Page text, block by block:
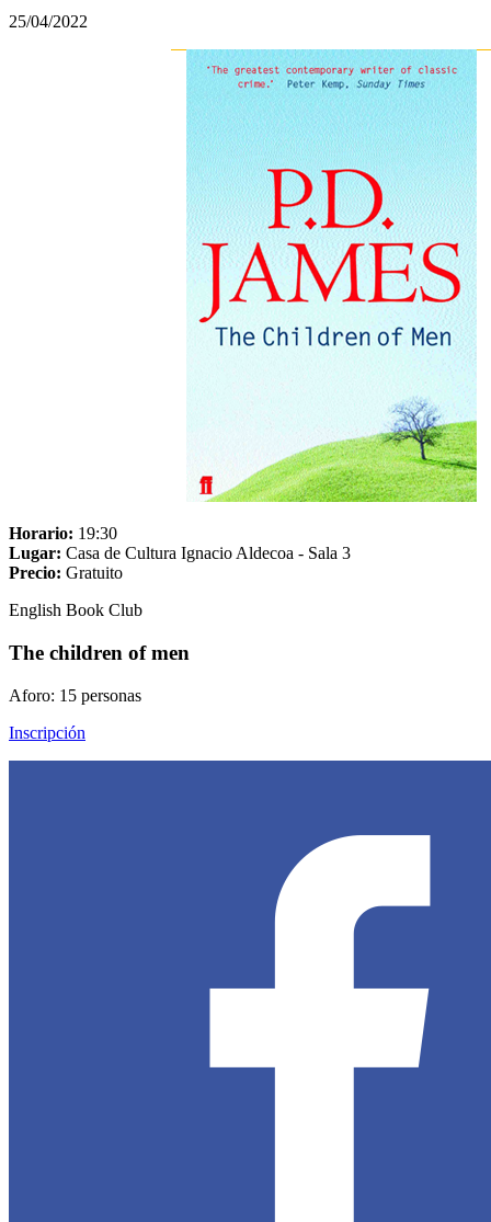
25/04/2022
Horario: 19:30
Lugar: Casa de Cultura Ignacio Aldecoa - Sala 3
Precio: Gratuito
English Book Club
The children of men
Aforo: 15 personas
Inscripción